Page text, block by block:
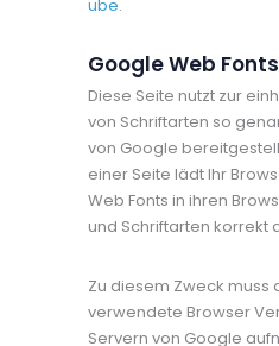
ube.
Google Web Fonts
Diese Seite nutzt zur
von Schriftarten so
von Google
einer Seite lädt Ihr
Web Fonts in ihren
und Schriftarten korrekt
Zu diesem Zweck muss
verwendete Browser
Servern von Google